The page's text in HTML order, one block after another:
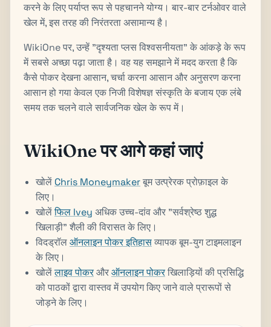
करने के लिए पर्याप्त रूप से पहचानने योग्य। बार-बार टर्नओवर वाले
खेल में, इस तरह की निरंतरता असामान्य है।
WikiOne पर, उन्हें "दृश्यता प्लस विश्वसनीयता" के आंकड़े के रूप
में सबसे अच्छा पढ़ा जाता है। वह यह समझाने में मदद करता है कि
कैसे पोकर देखना आसान, चर्चा करना आसान और अनुसरण करना
आसान हो गया केवल एक निजी विशेषज्ञ संस्कृति के बजाय एक लंबे
समय तक चलने वाले सार्वजनिक खेल के रूप में।
WikiOne पर आगे कहां जाएं
खोलें Chris Moneymakerबूम उत्प्रेरक प्रोफ़ाइल के
लिए।
खोलेंफिल Ivey अधिक उच्च-दांव और "सर्वश्रेष्ठ शुद्ध
खिलाड़ी" शैली की विरासत के लिए।
विदड्रॉलऑनलाइन पोकर इतिहासव्यापक बूम-युग टाइमलाइन
के लिए।
खोलेंलाइव पोकरऔरऑनलाइन पोकरखिलाड़ियों की प्रसिद्धि
को पाठकों द्वारा वास्तव में उपयोग किए जाने वाले प्रारूपों से
जोड़ने के लिए।